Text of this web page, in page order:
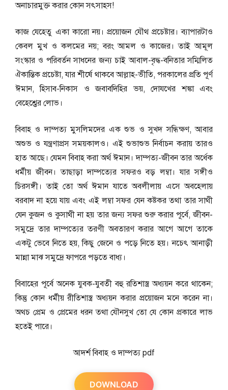
অনাচারমুক্ত করার কোন সৎসাহস!
কাজ যেহেতু একা কারো নয়। প্রয়োজন যৌথ প্রচেষ্টার। ব্যাপারটাও
কেবল মুখ ও কলমের নয়; বরং আমল ও কাজের। তাই আমূল
সংস্কার ও পরিবর্তন সাধনের জন্য চাই আবাল-বৃদ্ধ-বনিতার সম্মিলিত
ঐকান্তিক প্রচেষ্টা, যার শীর্ষে থাকবে আল্লাহ-ভীতি, পরকালের প্রতি পূর্ণ
ঈমান, হিসাব-নিকাস ও জবাবদিহির ভয়, দোযখের শঙ্কা এবং
বেহেশ্তের লোভ।
বিবাহ ও দাম্পত্য মুসলিমদের এক শুভ ও সুখদ সন্ধিক্ষণ, আবার
অশুভ ও যন্ত্রণাপ্রস সময়কালও। এই শুভাশুভ নির্বাচন করায় তারও
হাত আছে। যেমন বিবাহ করা অর্থ ঈমান। দাম্পত্য-জীবন তার অর্ধেক
ধর্মীয় জীবন। তাছাড়া দাম্পত্যের সফরও বড় লম্বা। যার সঙ্গীও
চিরসঙ্গী। তাই তো অর্থ ঈমান যাতে অবলীলায় এসে অবহেলায়
বরবাদ না হয়ে যায় এবং এই লম্বা সফর যেন কষ্টকর তথা তার সাথী
যেন কুজন ও কুসাথী না হয় তার জন্য সফর শুরু করার পূর্বে, জীবন-
সমুদ্রে তার দাম্পত্যের তরণী অবতারণ করার আগে আগে তাকে
একটু ভেবে নিতে হয়, কিছু জেনে ও পড়ে নিতে হয়। নচেৎ আনাড়ী
মান্না মাঝ সমুদ্রে ফাপরে পড়তে বাধ্য।
বিবাহের পূর্বে অনেক যুবক-যুবতী বহু রতিশাস্ত্র অধ্যয়ন করে থাকেন;
কিন্তু কোন ধর্মীয় রীতিশাস্ত্র অধ্যয়ন করার প্রয়োজন মনে করেন না।
অথচ প্রেম ও প্রেমের ধরন তথা যৌনসুখ তো যে কোন প্রকারে লাভ
হতেই পারে।
আদর্শ বিবাহ ও দাম্পত্য pdf
DOWNLOAD